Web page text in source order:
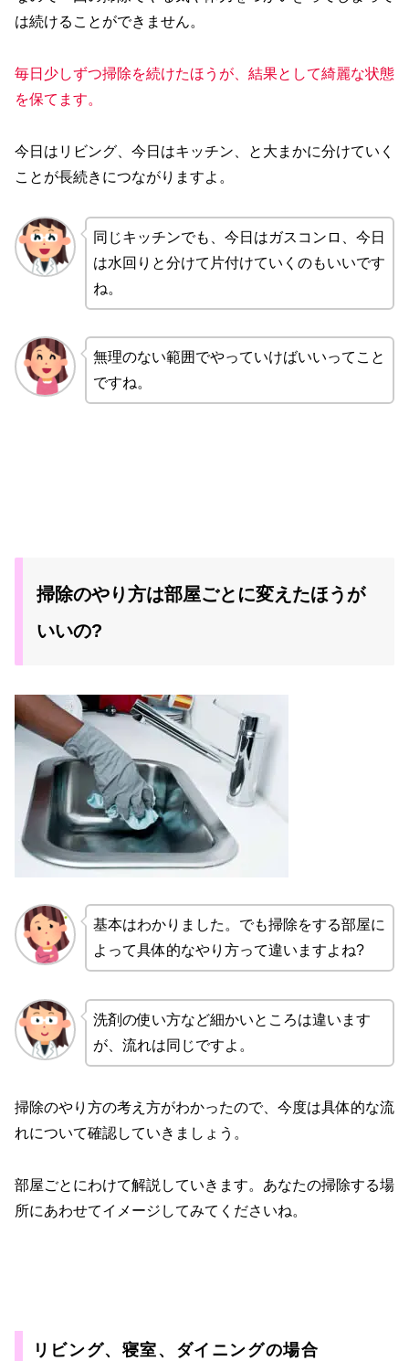
は続けることができません。
毎日少しずつ掃除を続けたほうが、結果として綺麗な状態
を保てます。
今日はリビング、今日はキッチン、と大まかに分けていく
ことが長続きにつながりますよ。
同じキッチンでも、今日はガスコンロ、今日
は水回りと分けて片付けていくのもいいです
ね。
無理のない範囲でやっていけばいいってこと
ですね。
掃除のやり方は部屋ごとに変えたほうが
いいの?
基本はわかりました。でも掃除をする部屋に
よって具体的なやり方って違いますよね?
洗剤の使い方など細かいところは違います
が、流れは同じですよ。
掃除のやり方の考え方がわかったので、今度は具体的な流
れについて確認していきましょう。
部屋ごとにわけて解説していきます。あなたの掃除する場
所にあわせてイメージしてみてくださいね。
リビング、寝室、ダイニングの場合